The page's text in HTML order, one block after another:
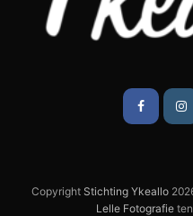
Facebook
Copyright Stichting Ykeallo
Lelle Fotografie